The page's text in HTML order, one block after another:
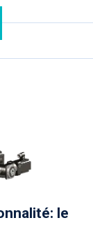
le